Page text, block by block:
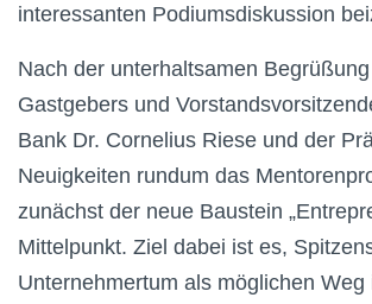
interessanten Podiumsdiskussion
Nach der unterhaltsamen
Gastgebers und
Bank Dr. Cornelius Riese und der
Neuigkeiten rundum das
zunächst der neue Baustein
Mittelpunkt. Ziel dabei ist es,
Unternehmertum als möglichen Weg